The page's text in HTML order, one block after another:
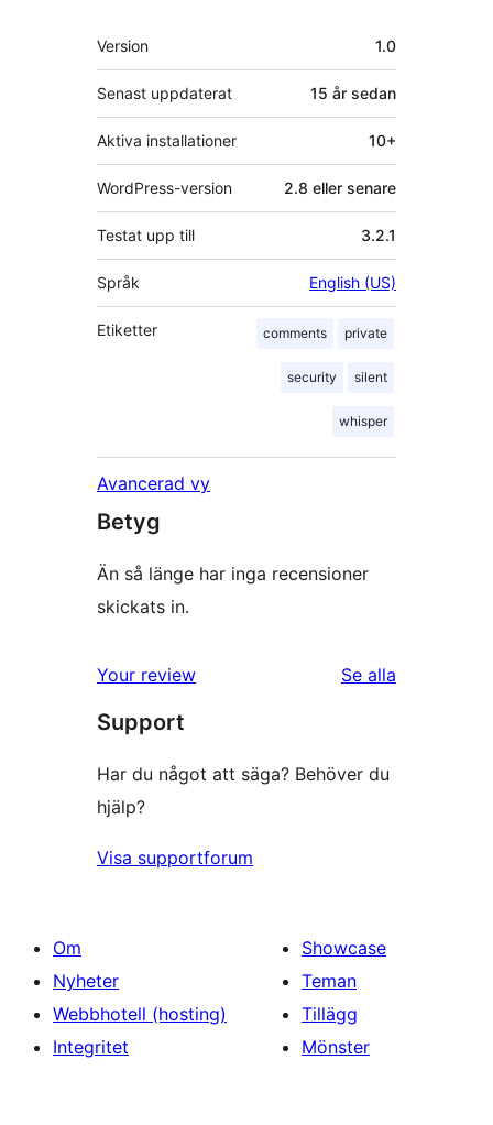
Meta
Version 1.0
Senast uppdaterat 15 år sedan
Aktiva installationer 10+
WordPress-version 2.8 eller senare
Testat upp till 3.2.1
Språk English (US)
Etiketter comments private
security silent
whisper
Avancerad vy
Betyg
Än så länge har inga recensioner
skickats in.
Your review
Se alla
Support
Har du något att säga? Behöver du
hjälp?
Visa supportforum
Om
Nyheter
Webbhotell (hosting)
Integritet
Showcase
Teman
Tillägg
Mönster